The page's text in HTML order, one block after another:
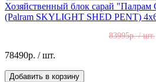
Хозяйственный блок сарай
(Palram SKYLIGHT SHED PENT)
83995р. / шт.
78490р. / шт.
Добавить в корзину